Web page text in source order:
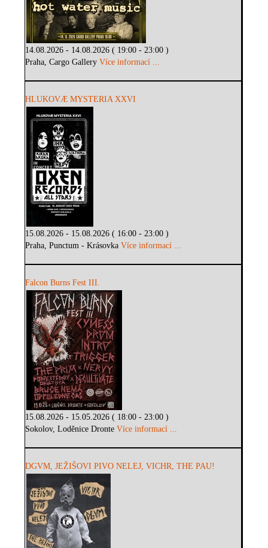
14.08.2026 - 14.08.2026 ( 19:00 - 23:00 )
Praha, Cargo GalleryVíce informací ...
HLUKOVÆ MYSTERIA XXVI
15.08.2026 - 15.08.2026 ( 16:00 - 23:00 )
Praha, Punctum - KrásovkaVíce informací ...
Falcon Burns Fest III.
15.08.2026 - 15.05.2026 ( 18:00 - 23:00 )
Sokolov, Loděnice DronteVíce informací ...
DGVM, JEŽIŠOVI PIVO NELEJ, VICHR, THE PAU!